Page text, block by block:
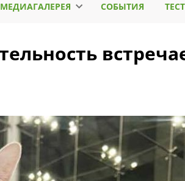
МЕДИАГАЛЕРЕЯ СОБЫТИЯ